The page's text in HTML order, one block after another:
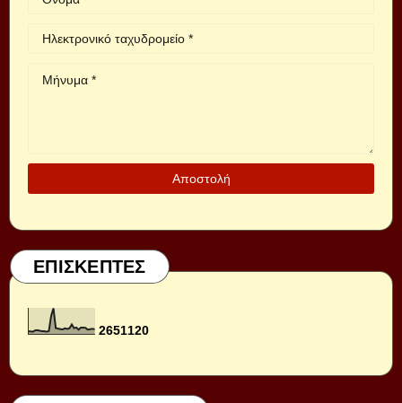
ΕΠΙΣΚΕΠΤΕΣ
2651120